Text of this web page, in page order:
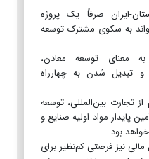
ایران صرفاً یک پروژه
به سکوی مشترک توسعه
به معنای توسعه معادن،
و تبدیل شدن به چهارراه
تجارت بین‌المللی، توسعه
پایدار مواد اولیه صنایع و
بود.
مالی نیز فرصتی کم‌نظیر برای